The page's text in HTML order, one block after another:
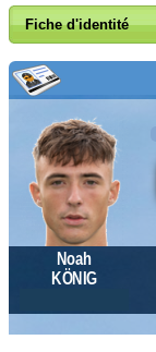
Fiche d'identité
Noah
KÖNIG